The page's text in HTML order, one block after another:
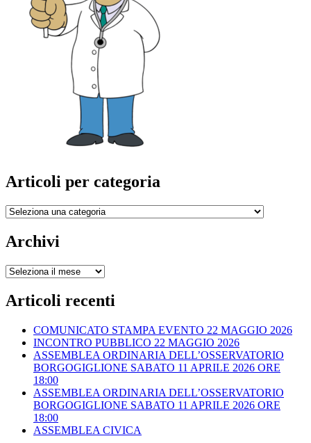
Articoli per categoria
Articoli
categoria
Archivi
Archivi
Articoli recenti
COMUNICATO STAMPA EVENTO 22 MAGGIO 2026
INCONTRO PUBBLICO 22 MAGGIO 2026
ASSEMBLEA ORDINARIA DELL’OSSERVATORIO
BORGOGIGLIONE SABATO 11 APRILE 2026 ORE
18:00
ASSEMBLEA ORDINARIA DELL’OSSERVATORIO
BORGOGIGLIONE SABATO 11 APRILE 2026 ORE
18:00
ASSEMBLEA CIVICA